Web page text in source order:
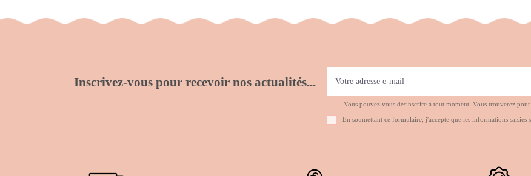
Inscrivez-vous pour recevoir nos actualités...
Vous pouvez vous désinscrire à tout moment. Vous trouverez
En soumettant ce formulaire, j'accepte que les informations